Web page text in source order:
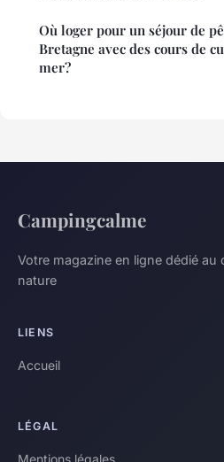
Où loger pour un séjour de
Bretagne avec des cours de
mer?
Campingcalme
Votre magazine en ligne dédié
nature
LIENS
Accueil
LÉGAL
Mentions légales